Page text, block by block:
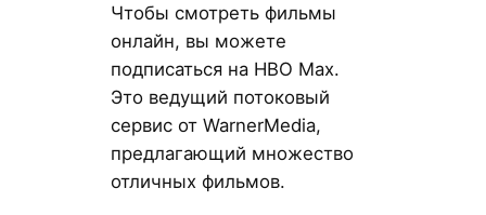
Чтобы смотреть фильмы
онлайн, вы можете
подписаться на HBO Max.
Это ведущий потоковый
сервис от WarnerMedia,
предлагающий множество
отличных фильмов.